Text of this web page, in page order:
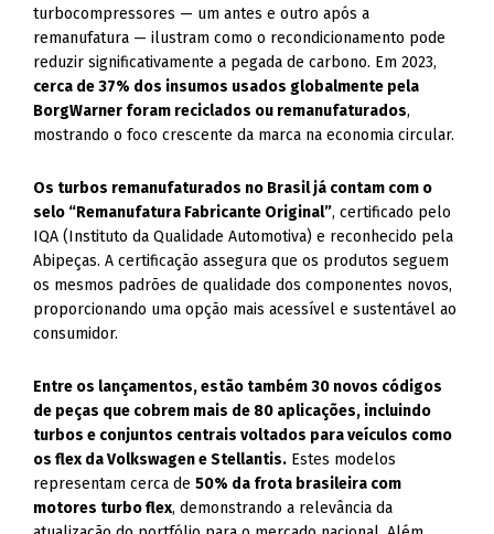
turbocompressores — um antes e outro após a
remanufatura — ilustram como o recondicionamento pode
reduzir significativamente a pegada de carbono. Em 2023,
cerca de 37% dos insumos usados globalmente pela
BorgWarner foram reciclados ou remanufaturados,
mostrando o foco crescente da marca na economia circular.
Os turbos remanufaturados no Brasil já contam com o
selo “Remanufatura Fabricante Original”, certificado pelo
IQA (Instituto da Qualidade Automotiva) e reconhecido pela
Abipeças. A certificação assegura que os produtos seguem
os mesmos padrões de qualidade dos componentes novos,
proporcionando uma opção mais acessível e sustentável ao
consumidor.
Entre os lançamentos, estão também 30 novos códigos
de peças que cobrem mais de 80 aplicações, incluindo
turbos e conjuntos centrais voltados para veículos como
os flex da Volkswagen e Stellantis. Estes modelos
representam cerca de50% da frota brasileira com
motores turbo flex, demonstrando a relevância da